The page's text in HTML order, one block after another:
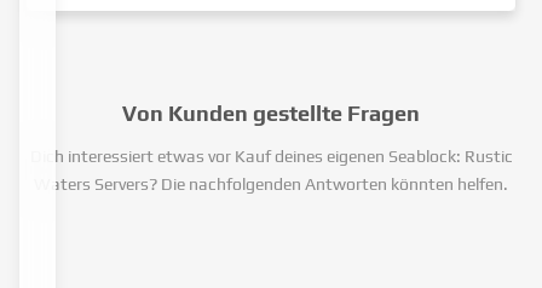
Von Kunden gestellte Fragen
Dich interessiert etwas vor Kauf deines eigenen Seablock: Rustic
Waters Servers? Die nachfolgenden Antworten könnten helfen.